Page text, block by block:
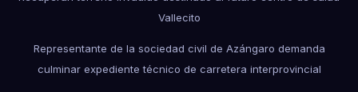
Vallecito
Representante de la sociedad civil de Azángaro demanda
culminar expediente técnico de carretera interprovincial